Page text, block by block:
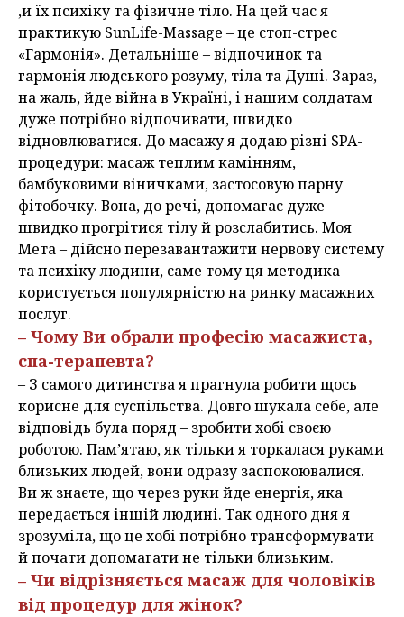
,и їх психіку та фізичне тіло. На цей час я
практикую SunLife-Massage – це стоп-стрес
«Гармонія». Детальніше – відпочинок та
гармонія людського розуму, тіла та Душі. Зараз,
на жаль, йде війна в Україні, і нашим солдатам
дуже потрібно відпочивати, швидко
відновлюватися. До масажу я додаю різні SPA-
процедури: масаж теплим камінням,
бамбуковими віничками, застосовую парну
фітобочку. Вона, до речі, допомагає дуже
швидко прогрітися тілу й розслабитись. Моя
Мета – дійсно перезавантажити нервову систему
та психіку людини, саме тому ця методика
користується популярністю на ринку масажних
послуг.
– Чому Ви обрали професію масажиста,
спа-терапевта?
– З самого дитинства я прагнула робити щось
корисне для суспільства. Довго шукала себе, але
відповідь була поряд – зробити хобі своєю
роботою. Пам’ятаю, як тільки я торкалася руками
близьких людей, вони одразу заспокоювалися.
Ви ж знаєте, що через руки йде енергія, яка
передається іншій людині. Так одного дня я
зрозуміла, що це хобі потрібно трансформувати
й почати допомагати не тільки близьким.
– Чи відрізняється масаж для чоловіків
від процедур для жінок?